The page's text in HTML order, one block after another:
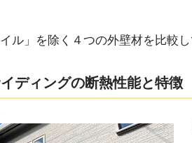
ル」を除く４つの外壁材を比較し
ディングの断熱性能と特徴